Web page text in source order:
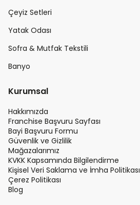
Çeyiz Setleri
Yatak Odası
Sofra & Mutfak Tekstili
Banyo
Kurumsal
Hakkımızda
Franchise Başvuru Sayfası
Bayi Başvuru Formu
Güvenlik ve Gizlilik
Mağazalarımız
KVKK Kapsamında Bilgilendirme
Kişisel Veri Saklama ve İmha Politikası
Çerez Politikası
Blog